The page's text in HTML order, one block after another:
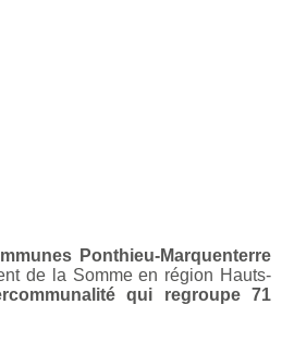
Ponthieu-Marquenterre
de la Somme en région Hauts-
qui regroupe 71